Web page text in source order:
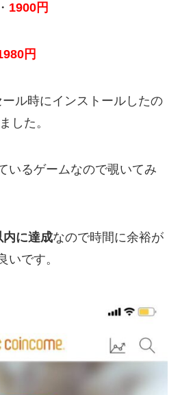
1900円
円
ル時にインストールしたの
した。
いるゲームなので覗いてみ
内に達成なので時間に余裕が
いです。